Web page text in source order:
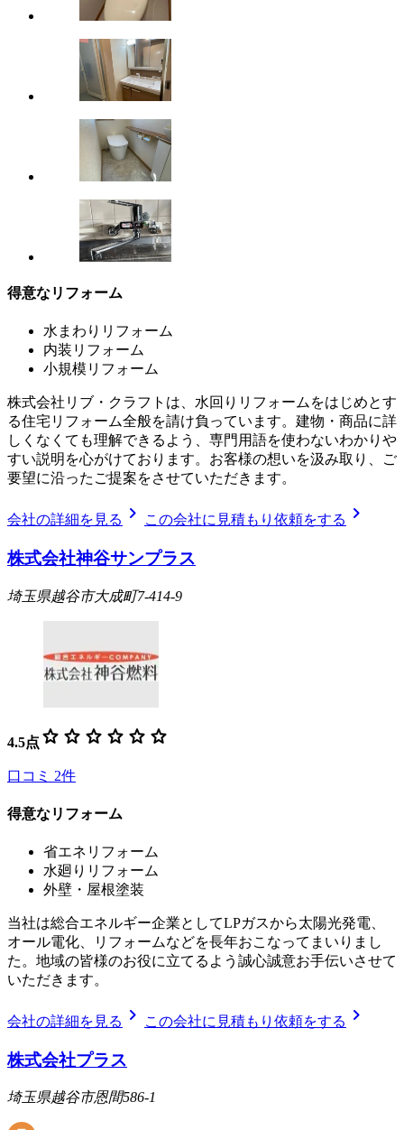
得意なリフォーム
水まわりリフォーム
内装リフォーム
小規模リフォーム
株式会社リブ・クラフトは、水回りリフォームをはじめとす
る住宅リフォーム全般を請け負っています。建物・商品に詳
しくなくても理解できるよう、専門用語を使わないわかりや
すい説明を心がけております。お客様の想いを汲み取り、ご
要望に沿ったご提案をさせていただきます。
会社の詳細を見る chevron_right この会社に見積もり依頼をする chevron_right
株式会社神谷サンプラス
埼玉県越谷市大成町7-414-9
4.5点 star star star star star star
口コミ 2件
得意なリフォーム
省エネリフォーム
水廻りリフォーム
外壁・屋根塗装
当社は総合エネルギー企業としてLPガスから太陽光発電、
オール電化、リフォームなどを長年おこなってまいりまし
た。地域の皆様のお役に立てるよう誠心誠意お手伝いさせて
いただきます。
会社の詳細を見る chevron_right この会社に見積もり依頼をする chevron_right
株式会社プラス
埼玉県越谷市恩間586-1